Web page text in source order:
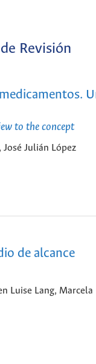
Revisión
to the concept
Julián López
de alcance
Luise Lang, Marcela